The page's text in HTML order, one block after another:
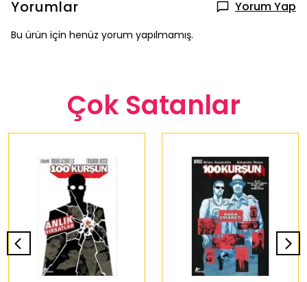
Yorumlar Yorum Yap
Bu ürün için henüz yorum yapılmamış.
Çok Satanlar